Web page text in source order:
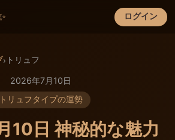
ログイン
×
› トリュフ
2026年7月10日
トリュフタイプの運勢
10日 神秘的な魅力